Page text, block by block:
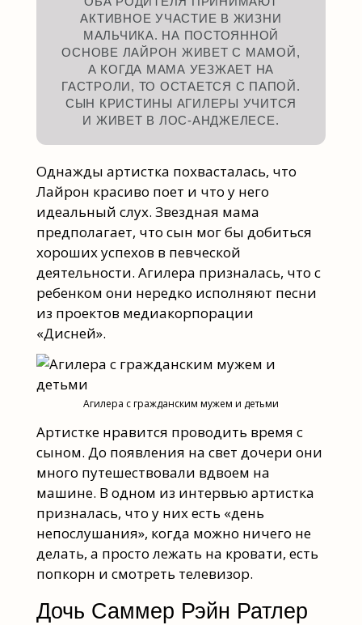
АКТИВНОЕ УЧАСТИЕ В ЖИЗНИ
МАЛЬЧИКА. НА ПОСТОЯННОЙ
ОСНОВЕ ЛАЙРОН ЖИВЕТ С МАМОЙ,
А КОГДА МАМА УЕЗЖАЕТ НА
ГАСТРОЛИ, ТО ОСТАЕТСЯ С ПАПОЙ.
СЫН КРИСТИНЫ АГИЛЕРЫ УЧИТСЯ
И ЖИВЕТ В ЛОС-АНДЖЕЛЕСЕ.
Однажды артистка похвасталась, что
Лайрон красиво поет и что у него
идеальный слух. Звездная мама
предполагает, что сын мог бы добиться
хороших успехов в певческой
деятельности. Агилера призналась, что с
ребенком они нередко исполняют песни
из проектов медиакорпорации
«Дисней».
Агилера с гражданским мужем и детьми
Артистке нравится проводить время с
сыном. До появления на свет дочери они
много путешествовали вдвоем на
машине. В одном из интервью артистка
призналась, что у них есть «день
непослушания», когда можно ничего не
делать, а просто лежать на кровати, есть
попкорн и смотреть телевизор.
Дочь Саммер Рэйн Ратлер